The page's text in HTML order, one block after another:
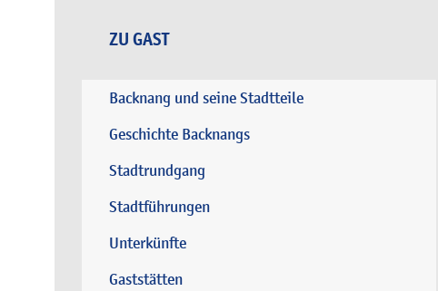
ZU GAST
Backnang und seine Stadtteile
Geschichte Backnangs
Stadtrundgang
Stadtführungen
Unterkünfte
Gaststätten